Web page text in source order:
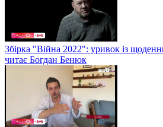
Збірка "Війна 2022": уривок із
читає Богдан Бенюк